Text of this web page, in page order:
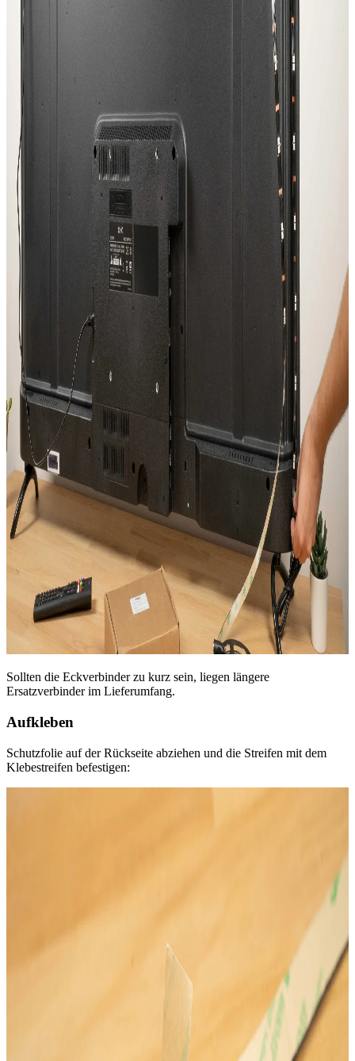
Sollten die Eckverbinder zu kurz sein, liegen längere
Ersatzverbinder im Lieferumfang.
Aufkleben
Schutzfolie auf der Rückseite abziehen und die Streifen mit dem
Klebestreifen befestigen: